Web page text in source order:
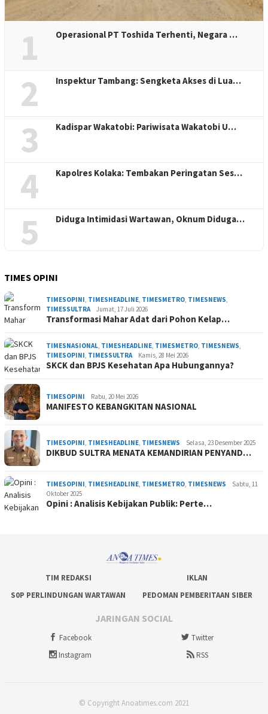
1 Operasional PT Toshida Terhenti, Negara …
2 Inspektur Tambang: Sengketa Akses di Lua…
3 Kadispar Wakatobi: Pariwisata Wakatobi U…
4 Kapolres Kolaka: Tembakan Peringatan Ses…
5 Diduga Intimidasi Wartawan, Oknum Diduga…
TIMES OPINI
TIMESOPINI, TIMESHEADLINE, TIMESMETRO, TIMESNEWS,
TIMESSULTRA
Jumat, 17 Juli 2026
Transformasi Mahar Adat dari Pohon Kelap…
TIMESNASIONAL, TIMESHEADLINE, TIMESMETRO, TIMESNEWS,
TIMESOPINI, TIMESSULTRA Kamis, 28 Mei 2026
SKCK dan BPJS Kesehatan Apa Hubungannya?
TIMESOPINI Rabu, 20 Mei 2026
MANIFESTO KEBANGKITAN NASIONAL
TIMESOPINI, TIMESHEADLINE, TIMESNEWS Selasa, 23 Desember 2025
DIKBUD SULTRA MENATA KEMANDIRIAN PENYAND…
TIMESOPINI, TIMESHEADLINE, TIMESMETRO, TIMESNEWS
Sabtu, 11
Oktober 2025
Opini : Analisis Kebijakan Publik: Perte…
TIM REDAKSI
IKLAN
S0P PERLINDUNGAN WARTAWAN
PEDOMAN PEMBERITAAN SIBER
JARINGAN SOCIAL
Facebook
Twitter
Instagram
RSS
© Copyright Anoatimes.com 2021